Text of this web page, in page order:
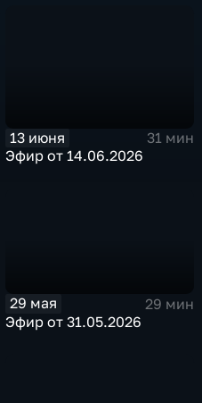
13 июня
31 мин
Эфир от 14.06.2026
29 мая
29 мин
Эфир от 31.05.2026